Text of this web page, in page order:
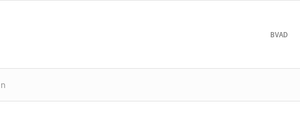
BVAD